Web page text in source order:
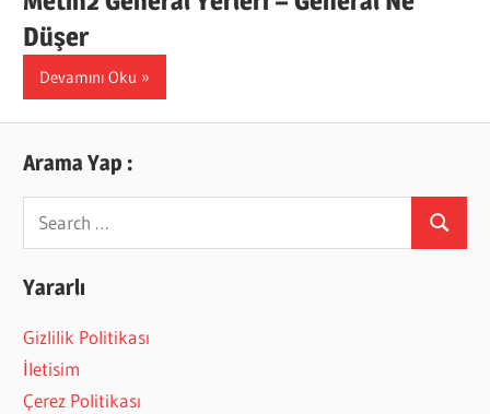
Düşer
Devamını Oku
Arama Yap :
Search
for:
Search
Yararlı
Gizlilik Politikası
İletisim
Çerez Politikası